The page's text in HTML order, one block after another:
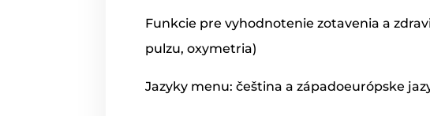
Funkcie pre vyhodnotenie zotavenia a
pulzu, oxymetria)
Jazyky menu: čeština a západoeurópske